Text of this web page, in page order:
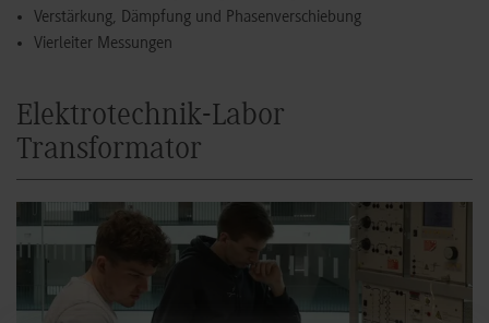
Verstärkung, Dämpfung und Phasenverschiebung
Vierleiter Messungen
Elektrotechnik-Labor
Transformator